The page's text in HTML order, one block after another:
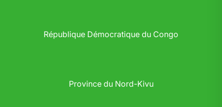
République Démocratique du Congo
Province du Nord-Kivu